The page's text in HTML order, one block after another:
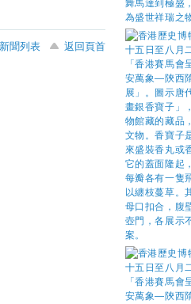
聞列表
返回頁首